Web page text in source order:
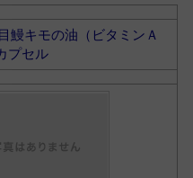
鰻キモの油（ビタミンＡ
プセル